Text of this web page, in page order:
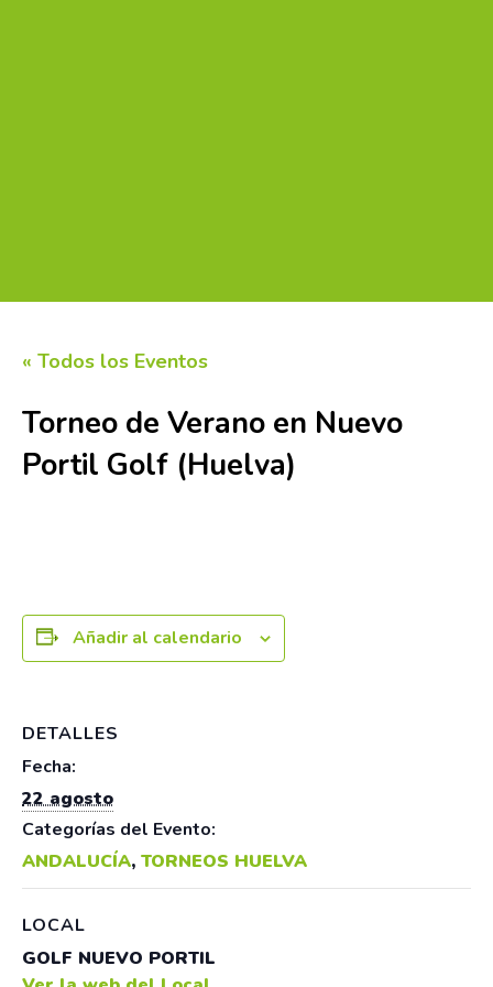
« Todos los Eventos
Torneo de Verano en Nuevo
Portil Golf (Huelva)
Añadir al calendario
DETALLES
Fecha:
22 agosto
Categorías del Evento:
ANDALUCÍA, TORNEOS HUELVA
LOCAL
GOLF NUEVO PORTIL